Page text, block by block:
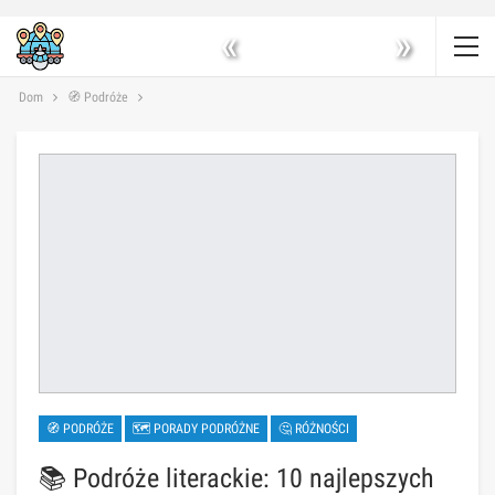
« »
Dom 🧭 Podróże
🧭 PODRÓŻE 🗺 PORADY PODRÓŻNE 🤔 RÓŻNOŚCI
📚 Podróże literackie: 10 najlepszych